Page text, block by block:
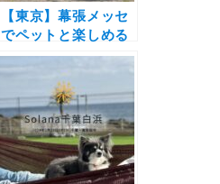
【東京】幕張メッセ
でペットと楽しめる
キャンピングカー展
示会開催！愛犬と一
緒にキャンピングカ
ーを体験しよう
（2022年2月10日〜
13日）